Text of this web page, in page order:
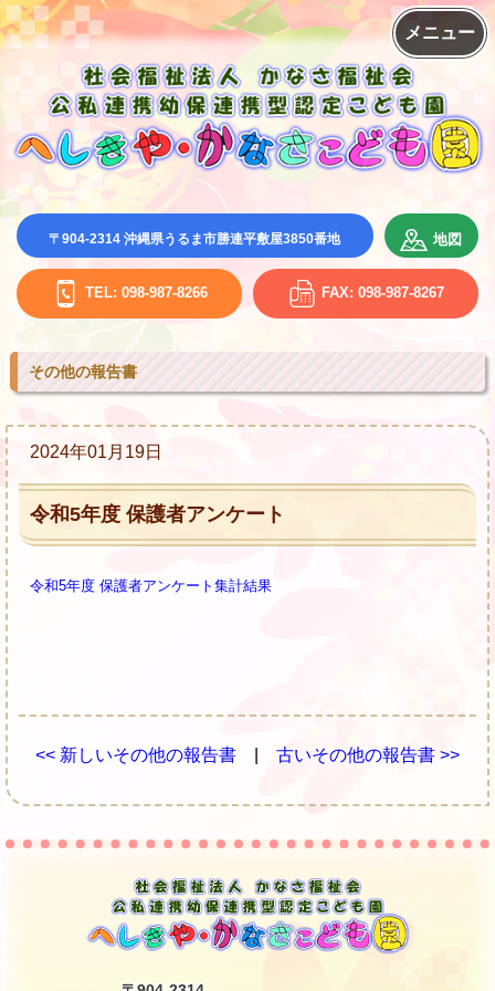
〒904-2314 沖縄県うるま市勝連平敷屋3850番地 地図
TEL: 098-987-8266 FAX: 098-987-8267
メニュー
その他の報告書
2024年01月19日
令和5年度 保護者アンケート
令和5年度 保護者アンケート集計結果
<< 新しいその他の報告書 古いその他の報告書 >>